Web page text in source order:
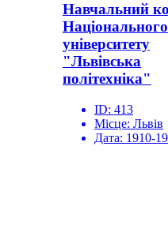
Навчальний
Національного
університету
"Львівська
політехніка"
ID: 413
Місце: Львів
Дата: 1910-